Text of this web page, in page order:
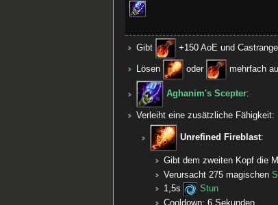
Gibt +150 AoE und
Lösen oder mehrfach
Aghanim's Scepter:
Verleiht eine zusätzliche Fähigkeit:
Unrefined Fireblast:
Gibt dem zweiten Kopf die
Verursacht 275 magischen
1,5s
Stun
Cooldown: 6 Sekunden